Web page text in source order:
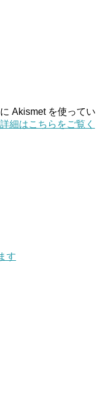
Akismet を使ってい
細はこちらをご覧く
す